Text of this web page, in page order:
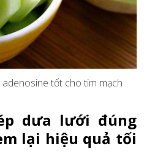
tốt cho tim mạch
dưa lưới đúng
lại hiệu quả tối